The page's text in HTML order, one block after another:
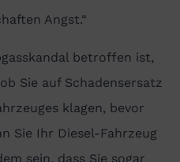
Angst.“
betroffen ist,
Sie auf Schadensersatz
klagen, bevor
Sie Ihr Diesel-Fahrzeug
sein, dass Sie sogar